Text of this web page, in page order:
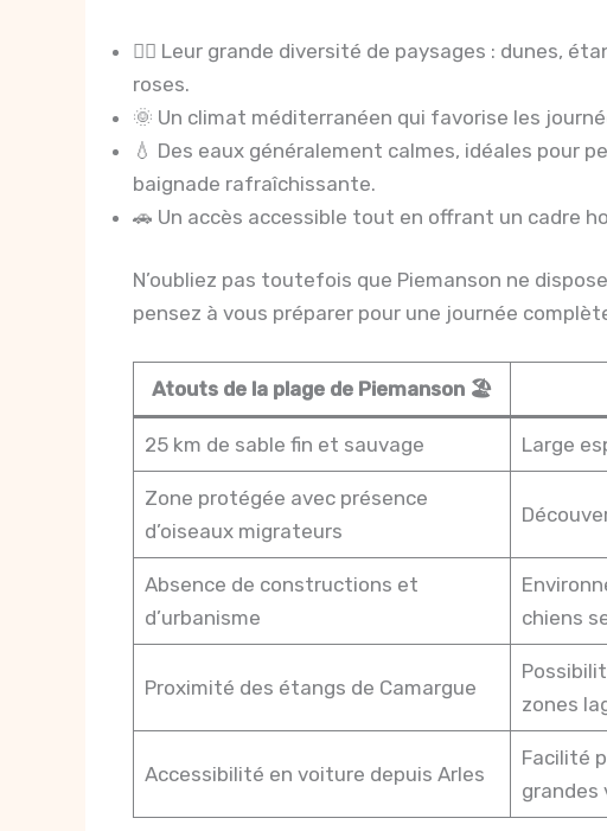
🐕‍🦺 Leur grande diversité de paysages : dunes,
roses.
🌞 Un climat méditerranéen qui favorise les
💧 Des eaux généralement calmes, idéales pour
baignade rafraîchissante.
🚗 Un accès accessible tout en offrant un cadre
N’oubliez pas toutefois que Piemanson ne
pensez à vous préparer pour une journée
Atouts de la plage de Piemanson 🏖️
25 km de sable fin et sauvage Large
Zone protégée avec présence
d’oiseaux migrateurs
Absence de constructions et
d’urbanisme
chiens
Proximité des étangs de Camargue
zones
Accessibilité en voiture depuis Arles
Facilité
grandes